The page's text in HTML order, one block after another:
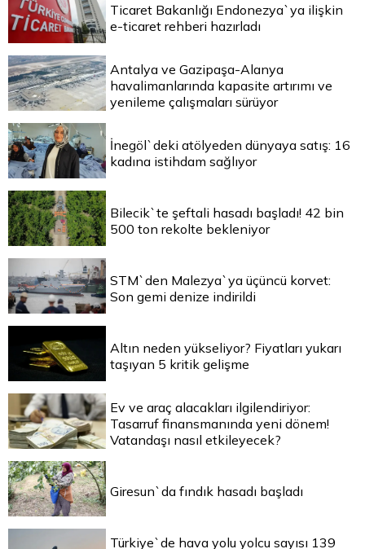
Ticaret Bakanlığı Endonezya`ya ilişkin
e-ticaret rehberi hazırladı
Antalya ve Gazipaşa-Alanya
havalimanlarında kapasite artırımı ve
yenileme çalışmaları sürüyor
İnegöl`deki atölyeden dünyaya satış: 16
kadına istihdam sağlıyor
Bilecik`te şeftali hasadı başladı! 42 bin
500 ton rekolte bekleniyor
STM`den Malezya`ya üçüncü korvet:
Son gemi denize indirildi
Altın neden yükseliyor? Fiyatları yukarı
taşıyan 5 kritik gelişme
Ev ve araç alacakları ilgilendiriyor:
Tasarruf finansmanında yeni dönem!
Vatandaşı nasıl etkileyecek?
Giresun`da fındık hasadı başladı
Türkiye`de hava yolu yolcu sayısı 139